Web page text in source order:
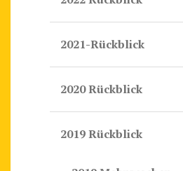
2021-Rückblick
2020 Rückblick
2019 Rückblick